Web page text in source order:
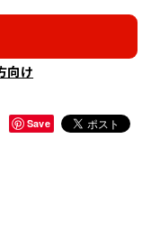
向け
Save